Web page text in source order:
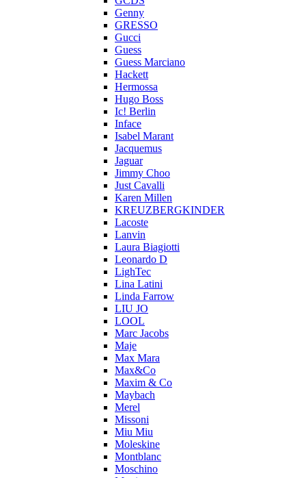
Genny
GRESSO
Gucci
Guess
Guess Marciano
Hackett
Hermossa
Hugo Boss
Ic! Berlin
Inface
Isabel Marant
Jacquemus
Jaguar
Jimmy Choo
Just Cavalli
Karen Millen
KREUZBERGKINDER
Lacoste
Lanvin
Laura Biagiotti
Leonardo D
LighTec
Lina Latini
Linda Farrow
LIU JO
LOOL
Marc Jacobs
Maje
Max Mara
Max&Co
Maxim & Co
Maybach
Merel
Missoni
Miu Miu
Moleskine
Montblanc
Moschino